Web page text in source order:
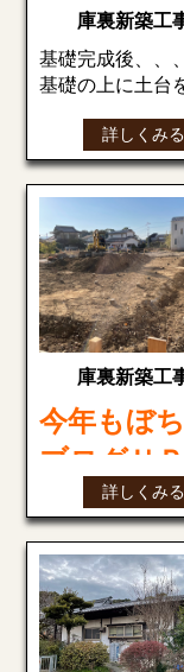
こちらは完成イ
青色の部分が運
きた鉄骨部分に
その円錐屋根底
となる鉄骨が現
入されました！
こちらは屋根の
す。
組立（建て方）
です。クレーン
に上げて運んで
遠くから見ると
飛んでいるよう
職さん達も心配
見守っていまし
所定の位置へ取
庫裏新築工
基礎完成後、、、
基礎の上に土台
合わせていきま
土台の断面☟
断熱材を入れる
け（支えとなる
を設置する。
大引きの下には
断熱材を敷き込
たくさんの資材
と現場へ運ばれ
す。
いよいよ次週は
詳しくみる
庫裏新築工
今年もぼ
ブログＵ
いきます
しくお願
ます！！
基礎工事
詳しくみる